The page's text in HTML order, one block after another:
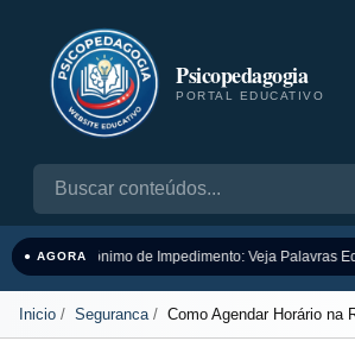
Psicopedagogia
PORTAL EDUCATIVO
● AGORASinônimo de Impedimento: Veja Palavras
Inicio Seguranca Como Agendar Horário na